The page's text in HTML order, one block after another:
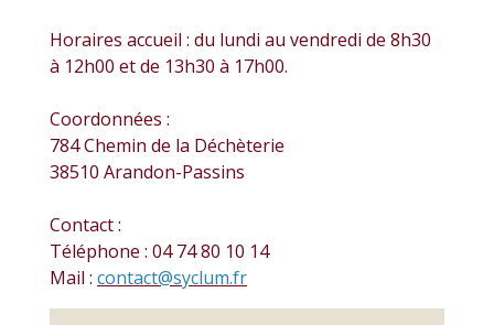
Horaires accueil : du lundi au vendredi de 8h30
à 12h00 et de 13h30 à 17h00.
Coordonnées :
784 Chemin de la Déchèterie
38510 Arandon-Passins
Contact :
Téléphone : 04 74 80 10 14
Mail : contact@syclum.fr